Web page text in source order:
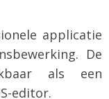
applicatie
De
als een
editor.